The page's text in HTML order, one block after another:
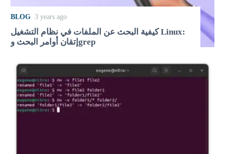
BLOG 3 years ago
كيفية البحث عن الملفات في نظام التشغيل Linux:
إتقان أوامر البحث وgrep